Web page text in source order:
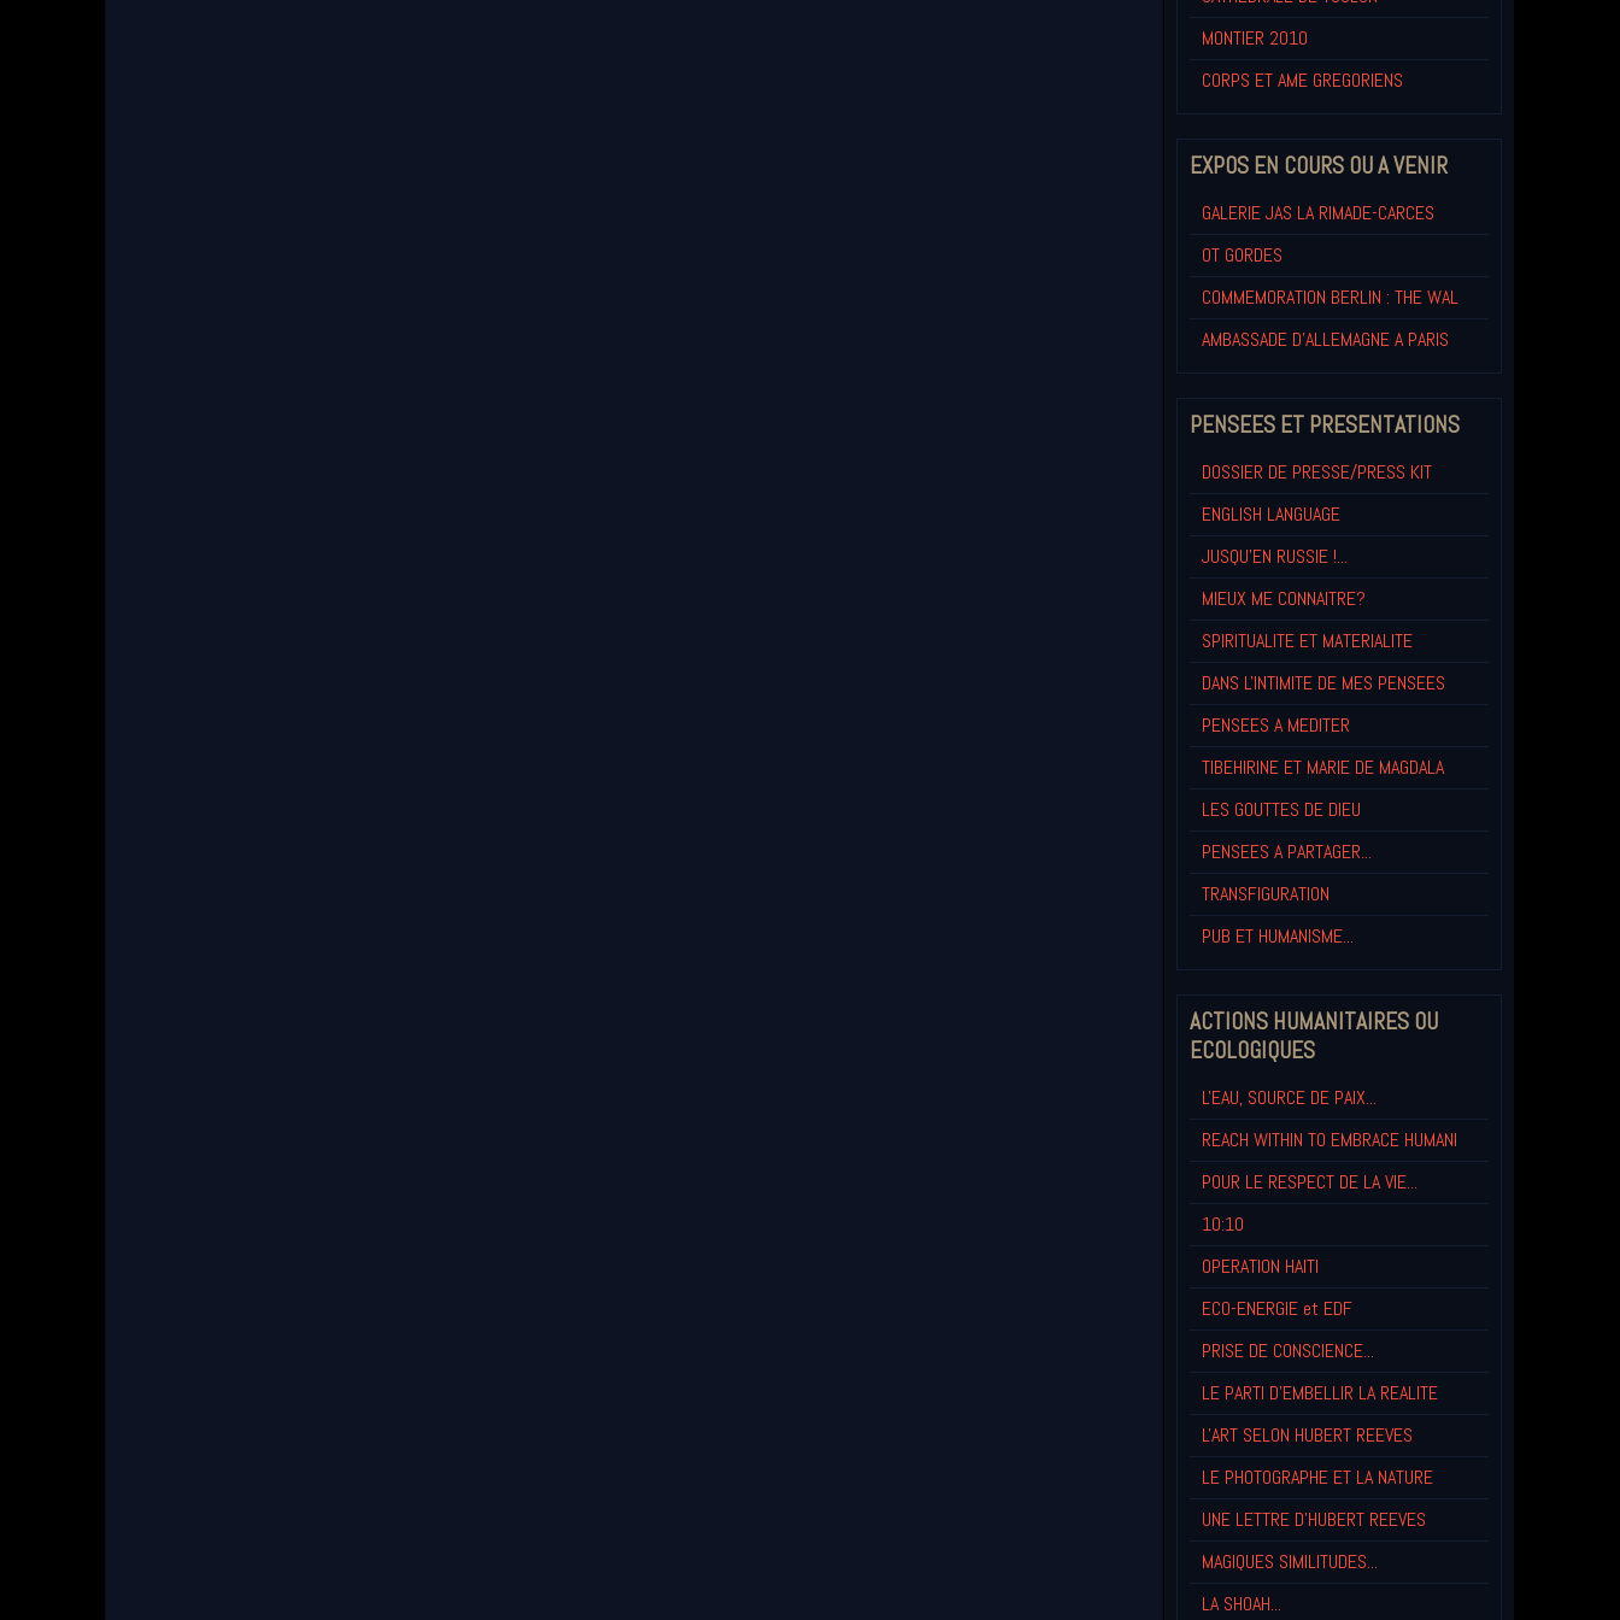
MONTIER 2010
CORPS ET AME GREGORIENS
EXPOS EN COURS OU A VENIR
GALERIE JAS LA RIMADE-CARCES
OT GORDES
COMMEMORATION BERLIN : THE WAL
AMBASSADE D'ALLEMAGNE A PARIS
PENSEES ET PRESENTATIONS
DOSSIER DE PRESSE/PRESS KIT
ENGLISH LANGUAGE
JUSQU'EN RUSSIE !...
MIEUX ME CONNAITRE?
SPIRITUALITE ET MATERIALITE
DANS L'INTIMITE DE MES PENSEES
PENSEES A MEDITER
TIBEHIRINE ET MARIE DE MAGDALA
LES GOUTTES DE DIEU
PENSEES A PARTAGER...
TRANSFIGURATION
PUB ET HUMANISME...
ACTIONS HUMANITAIRES OU
ECOLOGIQUES
L'EAU, SOURCE DE PAIX...
REACH WITHIN TO EMBRACE HUMANI
POUR LE RESPECT DE LA VIE...
10:10
OPERATION HAITI
ECO-ENERGIE et EDF
PRISE DE CONSCIENCE...
LE PARTI D'EMBELLIR LA REALITE
L'ART SELON HUBERT REEVES
LE PHOTOGRAPHE ET LA NATURE
UNE LETTRE D'HUBERT REEVES
MAGIQUES SIMILITUDES...
LA SHOAH...